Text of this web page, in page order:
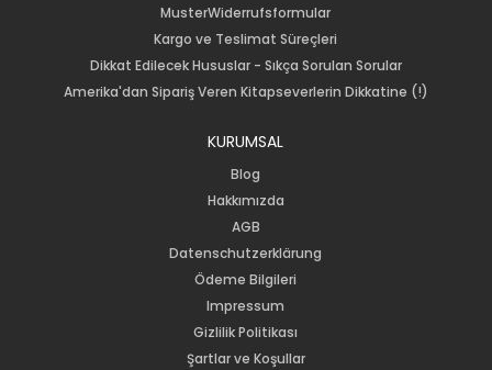
MusterWiderrufsformular
Kargo ve Teslimat Süreçleri
Dikkat Edilecek Hususlar - Sıkça Sorulan Sorular
Amerika'dan Sipariş Veren Kitapseverlerin Dikkatine (!)
KURUMSAL
Blog
Hakkımızda
AGB
Datenschutzerklärung
Ödeme Bilgileri
Impressum
Gizlilik Politikası
Şartlar ve Koşullar